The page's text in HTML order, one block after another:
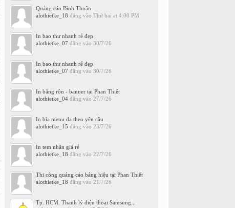
Quảng cáo Bình Thuận
alothietke_18 đăng vào Thứ hai at 4:00 PM
In bao thư nhanh rẻ đẹp
alothietke_07 đăng vào 30/7/26
In bao thư nhanh rẻ đẹp
alothietke_07 đăng vào 30/7/26
In băng rôn - banner tại Phan Thiết
alothietke_04đăng vào 27/7/26
In bìa menu da theo yêu cầu
alothietke_15 đăng vào 23/7/26
In tem nhãn giá rẻ
alothietke_18 đăng vào 22/7/26
Thi công quảng cáo bảng hiệu tại Phan Thiết
alothietke_18 đăng vào 21/7/26
Tp. HCM. Thanh lý điện thoại Samsung...